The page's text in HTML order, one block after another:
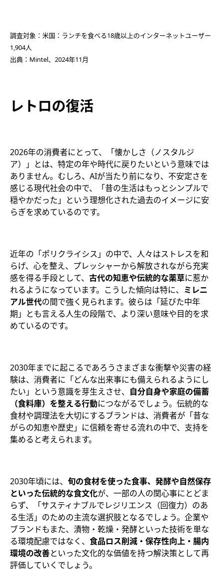
調査対象：米国：ランチを食べる18歳以上のインターネットユーザー
1,904人
出典：Mintel、2024年11月
レトロの復活
2026年の消費者にとって、「懐かしさ（ノスタルジ
ア）」とは、特定の年や時代に戻りたいという意味では
ありません。むしろ、AIが当たり前になり、不安定さを
感じる現代社会の中で、「昔の生活はもっとシンプルで
穏やかだった」という理想化された過去のイメージに安
らぎを求めているのです。
近年の「ポリクライシス」の中で、人々はストレスを和
らげ、心を整え、プレッシャーから解放されながら充実
感を得る手段として、 古代の知恵や伝統的な薬草に惹か
れるようになっています。こうした傾向は特に、 ミレニ
アル世代の間で強く見られます。彼らは「延びた中年
期」とも言える人生の段階で、より深い意味や目的を求
めているのです。
2030年までに起こるであろうさまざまな衝撃や災害の経
験は、消費者に「どんな出来事にも備えられるようにし
たい」という意識を芽生えさせ、 自分自身や家庭の備蓄
（食料庫）を整える行動につながるでしょう。伝統的な
食材や調理法を大切にするブランドは、消費者が「昔な
がらの知恵や歴史」に信頼を寄せる流れの中で、支持を
集めると考えられます。
2030年頃には、 旬の食材を使った食事、発酵や自然保存
といった伝統的な食文化が、一部の人の関心事にとどま
らず、「サスティナブルでレジリエンス（回復力）のあ
る生活」のための主流な選択肢となるでしょう。企業や
ブランドもまた、漬物・乾燥・発酵といった技術を単な
る環境配慮ではなく、 食品ロス削減・保存性向上・腸内
環境の改善といった文化的な価値を持つ解決策として再
評価していくでしょう。